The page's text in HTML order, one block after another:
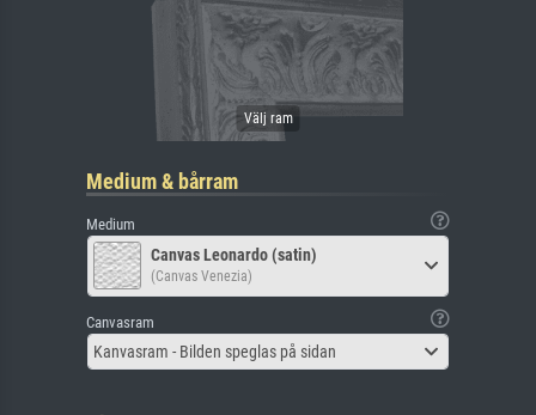
Medium & bårram
Medium
Canvas Leonardo (satin)
(Canvas Venezia)
Canvasram
Kanvasram - Bilden speglas på sidan